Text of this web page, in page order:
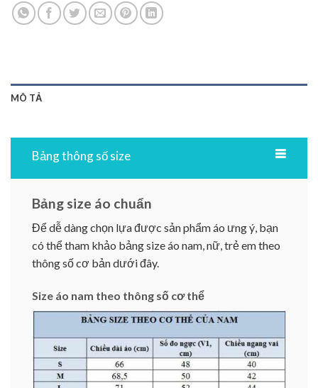
MÔ TẢ
Bảng thông số size
Bảng size áo chuẩn
Để dễ dàng chọn lựa được sản phẩm áo ưng ý, bạn
có thể tham khảo bảng size áo nam, nữ, trẻ em theo
thông số cơ bản dưới đây.
Size áo nam theo thông số cơ thể